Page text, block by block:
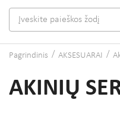
Pagrindinis AKSESUARAI
AKINIŲ